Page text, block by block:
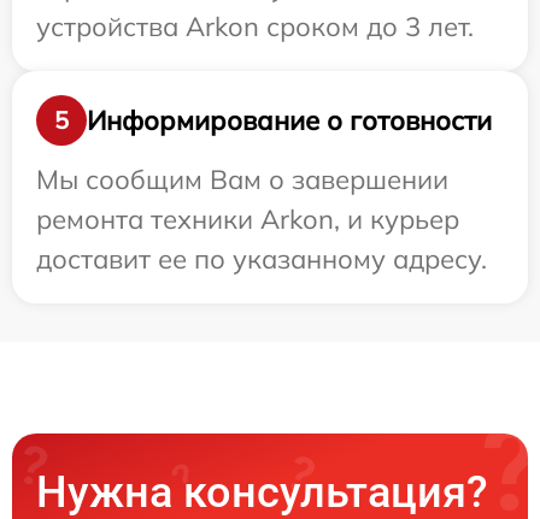
устройства Arkon сроком до 3 лет.
5
Информирование о готовности
Мы сообщим Вам о завершении
ремонта техники Arkon, и курьер
доставит ее по указанному адресу.
Нужна консультация?